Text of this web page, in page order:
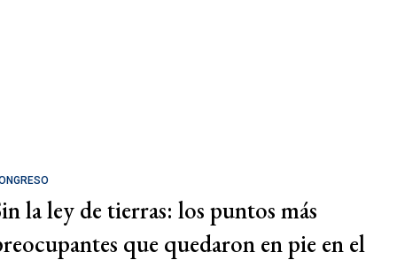
la ley de tierras: los puntos más
que quedaron en pie en el